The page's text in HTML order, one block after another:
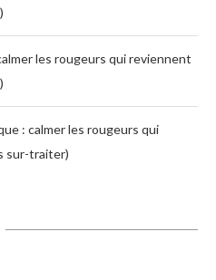
les rougeurs qui reviennent
: calmer les rougeurs qui
sur-traiter)